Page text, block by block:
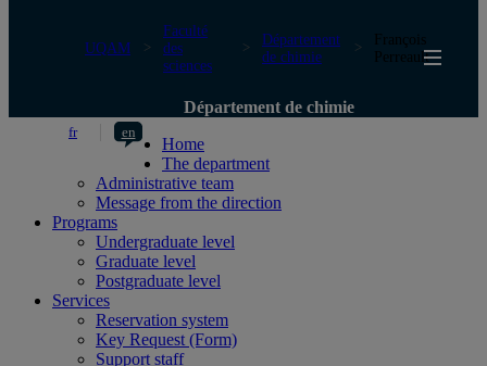
UQAM
Faculté
des
sciences
Département
de chimie
François
Perreault
Département de chimie
fr en
Home
The department
Administrative team
Message from the direction
Programs
Undergraduate level
Graduate level
Postgraduate level
Services
Reservation system
Key Request (Form)
Support staff